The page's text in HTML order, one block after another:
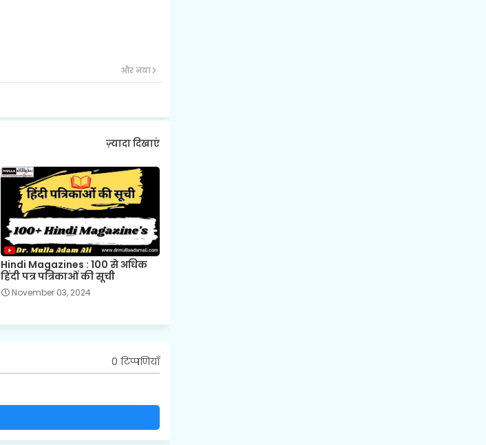
और नया
ज़्यादा दिखाएं
Hindi Magazines : 100 से अधिक
हिंदी पत्र पत्रिकाओं की सूची
November 03, 2024
0 टिप्पणियाँ